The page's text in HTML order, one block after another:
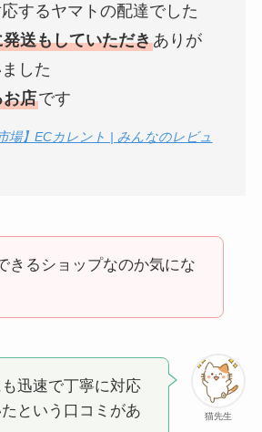
するヤマトの配達でした
送もしていただきありが
した
店です
市場】ECカレント | みんなのレビュ
きるショップなのか気にな
猫先生
迅速で丁寧に対応
という口コミがあ